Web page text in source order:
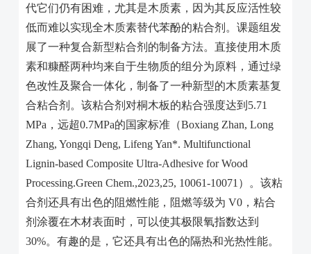
代它们仍有困难，尤其是木质素，因为其反应活性较
低而难以实现全木质素替代苯酚的粘合剂。课题组发
展了一种复合新型粘合剂的制备方法。直接使用木质
素和糠醛两种均来自于生物质的组分为原料，通过绿
色改性及聚合一体化，制备了一种新型的木质素基复
合粘合剂。该粘合剂对桐木板的粘合强度达到 5.71
MPa ，远超0.7MPa的国家标准（Boxiang Zhan, Long
Zhang, Yongqi Deng, Lifeng Yan*. Multifunctional
Lignin-based Composite Ultra-Adhesive for Wood
Processing.Green Chem.,2023,25, 10061-10071 ）。该粘
合剂还具有出色的阻燃性能，阻燃等级为 V0，粘合
剂涂覆在木材表面时，可以使其极限氧指数达到
30%。有趣的是，它还具有出色的隔热和光热性能。